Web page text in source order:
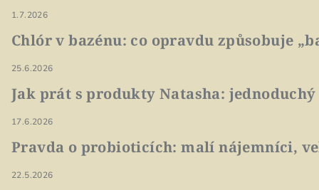
1.7.2026
Chlór v bazénu: co opravdu způsobuje
25.6.2026
Jak prát s produkty Natasha:
17.6.2026
Pravda o probioticích: malí nájemníci,
22.5.2026